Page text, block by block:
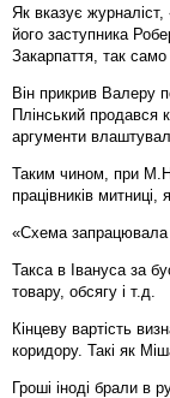
Як вказує
його заступника
Закарпаття, так
Він прикрив Валеру
Плінський продався
аргументи
Таким чином, при
працівників митниці,
«Схема запрацювала
Такса в Івануса за
товару, обсягу і т.д.
Кінцеву вартість
коридору. Такі як
Гроші іноді брали в